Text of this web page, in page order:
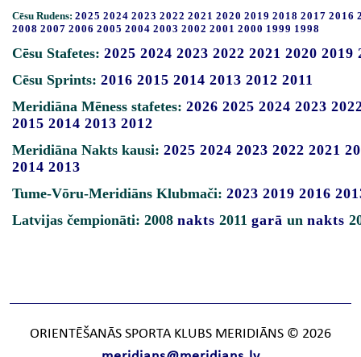
Cēsu Rudens: 2025 2024 2023 2022 2021 2020 2019 2018 2017 2016
2008 2007 2006 2005 2004 2003 2002 2001 2000 1999 1998
Cēsu Stafetes: 2025 2024 2023 2022 2021 2020 2019
Cēsu Sprints: 2016 2015 2014 2013 2012 2011
Meridiāna Mēness stafetes: 2026 2025 2024 2023
2015 2014 2013 2012
Meridiāna Nakts kausi: 2025 2024 2023 2022 2021
2014 2013
Tume-Vōru-Meridiāns Klubmači: 2023 2019 2016
Latvijas čempionāti: 2008 nakts 2011 garā un nakts
ORIENTĒŠANĀS SPORTA KLUBS MERIDIĀNS © 2026